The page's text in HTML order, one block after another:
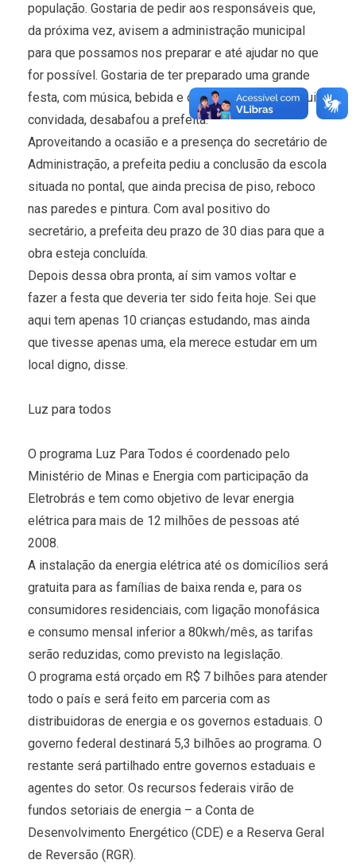
população. Gostaria de pedir aos responsáveis que,
da próxima vez, avisem a administração municipal
para que possamos nos preparar e até ajudar no que
for possível. Gostaria de ter preparado uma grande
festa, com música, bebida e comida, mas sequer fui
convidada, desabafou a prefeita.
Aproveitando a ocasião e a presença do secretário de
Administração, a prefeita pediu a conclusão da escola
situada no pontal, que ainda precisa de piso, reboco
nas paredes e pintura. Com aval positivo do
secretário, a prefeita deu prazo de 30 dias para que a
obra esteja concluída.
Depois dessa obra pronta, aí sim vamos voltar e
fazer a festa que deveria ter sido feita hoje. Sei que
aqui tem apenas 10 crianças estudando, mas ainda
que tivesse apenas uma, ela merece estudar em um
local digno, disse.
Luz para todos
O programa Luz Para Todos é coordenado pelo
Ministério de Minas e Energia com participação da
Eletrobrás e tem como objetivo de levar energia
elétrica para mais de 12 milhões de pessoas até
2008.
A instalação da energia elétrica até os domicílios será
gratuita para as famílias de baixa renda e, para os
consumidores residenciais, com ligação monofásica
e consumo mensal inferior a 80kwh/mês, as tarifas
serão reduzidas, como previsto na legislação.
O programa está orçado em R$ 7 bilhões para atender
todo o país e será feito em parceria com as
distribuidoras de energia e os governos estaduais. O
governo federal destinará 5,3 bilhões ao programa. O
restante será partilhado entre governos estaduais e
agentes do setor. Os recursos federais virão de
fundos setoriais de energia – a Conta de
Desenvolvimento Energético (CDE) e a Reserva Geral
de Reversão (RGR).